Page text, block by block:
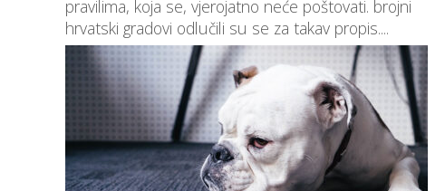
pravilima, koja se, vjerojatno neće poštovati. brojni
hrvatski gradovi odlučili su se za takav propis....